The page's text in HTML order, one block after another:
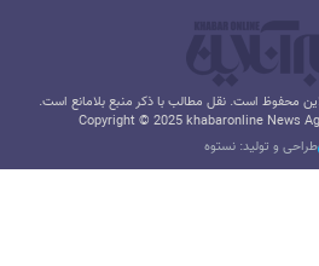
محفوظ است. نقل مطالب با ذکر منبع بلامانع است.
Copyright © 2025 khabaronline News
طراحی و تولید: نستوه